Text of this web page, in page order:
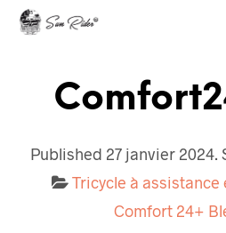
Published 27 janvier 2024.
Tricycle à assistance
Comfort 24+